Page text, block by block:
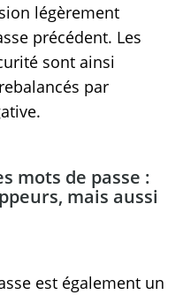
légèrement
précédent. Les
sont ainsi
par
mots de passe :
mais aussi
est également un